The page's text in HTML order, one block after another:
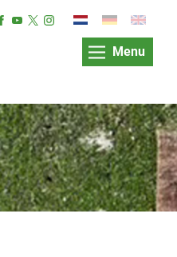
Menu